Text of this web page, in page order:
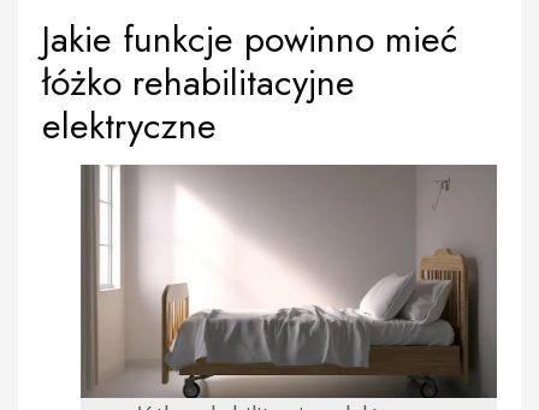
Jakie funkcje powinno mieć
łóżko rehabilitacyjne
elektryczne